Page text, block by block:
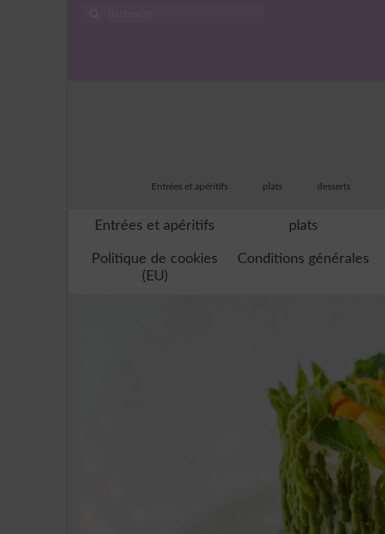
Entrées et apéritifs plats desserts
Entrées et apéritifs plats
Politique de cookies
(EU)
Conditions générales